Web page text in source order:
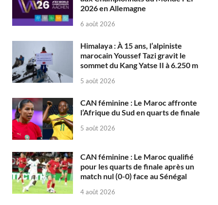
2026 en Allemagne
6 août 2026
Himalaya : À 15 ans, l’alpiniste
marocain Youssef Tazi gravit le
sommet du Kang Yatse II à 6.250 m
5 août 2026
CAN féminine : Le Maroc affronte
l’Afrique du Sud en quarts de finale
5 août 2026
CAN féminine : Le Maroc qualifié
pour les quarts de finale après un
match nul (0-0) face au Sénégal
4 août 2026